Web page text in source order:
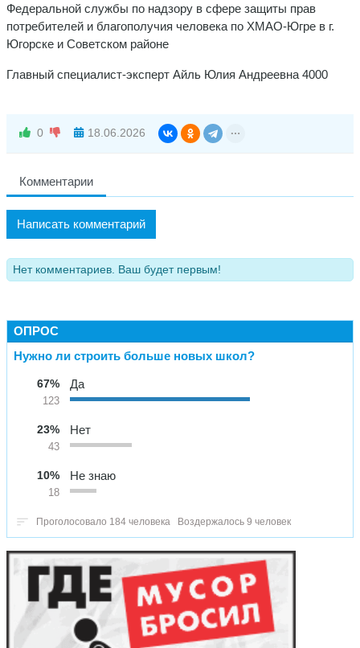
Федеральной службы по надзору в сфере защиты прав
потребителей и благополучия человека по ХМАО-Югре в г.
Югорске и Советском районе
Главный специалист-эксперт Айль Юлия Андреевна 4000
0 18.06.2026
Комментарии
Написать комментарий
Нет комментариев. Ваш будет первым!
ОПРОС
Нужно ли строить больше новых школ?
67%
123
Да
23%
43
Нет
10%
18
Не знаю
Проголосовало 184 человека Воздержалось 9 человек